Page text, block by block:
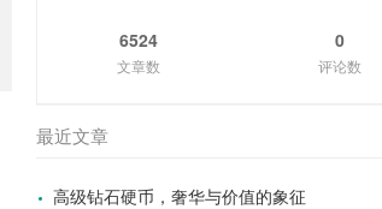
6524
文章数
0
评论数
最近文章
高级钻石硬币，奢华与价值的象征